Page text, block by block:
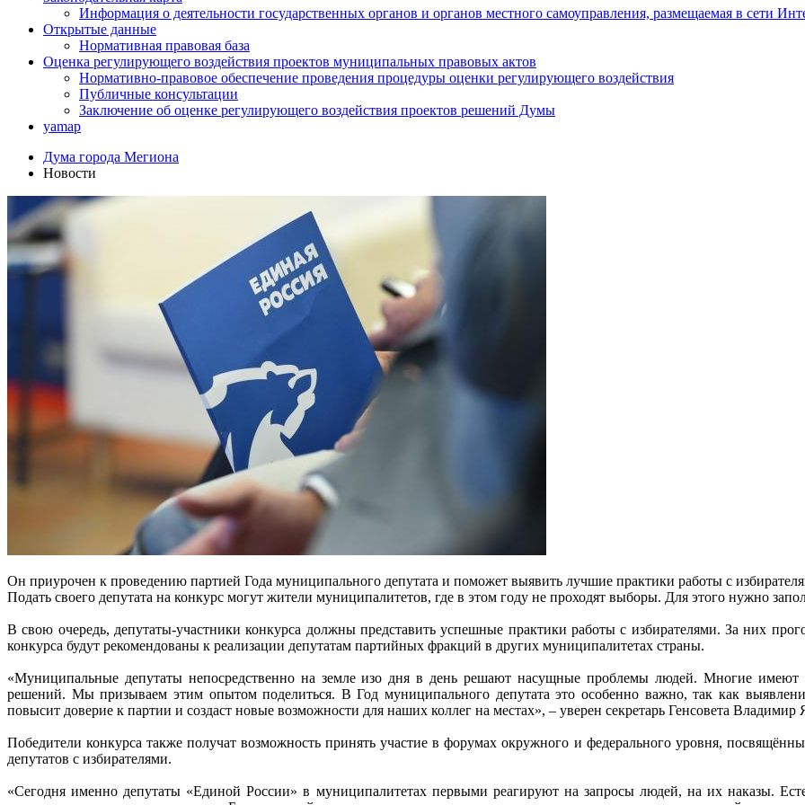
Информация о деятельности государственных органов и органов местного самоуправления, размещаемая в сети
Открытые данные
Нормативная правовая база
Оценка регулирующего воздействия проектов муниципальных правовых актов
Нормативно-правовое обеспечение проведения процедуры оценки регулирующего воздействия
Публичные консультации
Заключение об оценке регулирующего воздействия проектов решений Думы
yamap
Дума города Мегиона
Новости
Он приурочен к проведению партией Года муниципального депутата и поможет выявить лучшие практики работы с
Подать своего депутата на конкурс могут жители муниципалитетов, где в этом году не проходят выборы. Для этого нужно
В свою очередь, депутаты-участники конкурса должны представить успешные практики работы с избирателями. За них
конкурса будут рекомендованы к реализации депутатам партийных фракций в других муниципалитетах страны.
«Муниципальные депутаты непосредственно на земле изо дня в день решают насущные проблемы людей. Многие
решений. Мы призываем этим опытом поделиться. В Год муниципального депутата это особенно важно, так как
повысит доверие к партии и создаст новые возможности для наших коллег на местах», – уверен секретарь Генсовета Владимир
Победители конкурса также получат возможность принять участие в форумах окружного и федерального уровня,
депутатов с избирателями.
«Сегодня именно депутаты «Единой России» в муниципалитетах первыми реагируют на запросы людей, на их наказы.